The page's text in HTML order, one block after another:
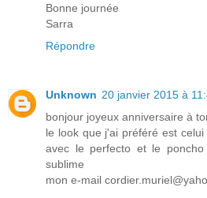
Bonne journée
Sarra
Répondre
Unknown 20 janvier 2015 à
bonjour joyeux anniversaire à
le look que j'ai préféré est
avec le perfecto et le
sublime
mon e-mail